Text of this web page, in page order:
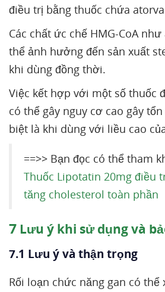
điều trị bằng thuốc chứa
Các chất ức chế HMG-CoA
thể ảnh hưởng đến sản xuất
khi dùng đồng thời.
Việc kết hợp với một số thuốc
có thể gây nguy cơ cao gây
biệt là khi dùng với liều cao
==>> Bạn đọc có thể tham
Thuốc Lipotatin 20mg điều
tăng cholesterol toàn phần
7 Lưu ý khi sử dụng và
7.1 Lưu ý và thận trọng
Rối loạn chức năng gan có thể